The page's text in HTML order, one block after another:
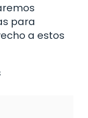
para
a estos